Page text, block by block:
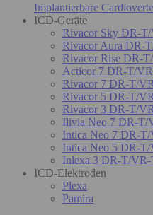
Implantierbare
ICD-Geräte
Rivacor Sky DR-
Rivacor Aura DR-
Rivacor Rise DR-
Acticor 7 DR-T/
Rivacor 7 DR-T/
Rivacor 5 DR-T/
Rivacor 3 DR-T/
Ilivia Neo 7 DR-
Intica Neo 7 DR-
Intica Neo 5 DR-
Inlexa 3 DR-T/
ICD-Elektroden
Plexa
Pamira